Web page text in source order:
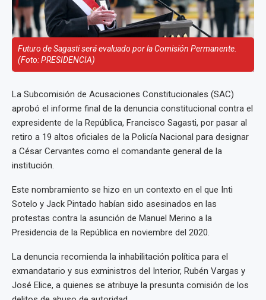
Futuro de Sagasti será evaluado por la Comisión Permanente.
(Foto: PRESIDENCIA)
La Subcomisión de Acusaciones Constitucionales (SAC)
aprobó el informe final de la denuncia constitucional contra el
expresidente de la República, Francisco Sagasti, por pasar al
retiro a 19 altos oficiales de la Policía Nacional para designar
a César Cervantes como el comandante general de la
institución.
Este nombramiento se hizo en un contexto en el que Inti
Sotelo y Jack Pintado habían sido asesinados en las
protestas contra la asunción de Manuel Merino a la
Presidencia de la República en noviembre del 2020.
La denuncia recomienda la inhabilitación política para el
exmandatario y sus exministros del Interior, Rubén Vargas y
José Elice, a quienes se atribuye la presunta comisión de los